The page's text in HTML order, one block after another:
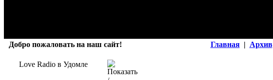
Добро пожаловать на наш сайт! Главная | Архив
Love Radio в Удомле